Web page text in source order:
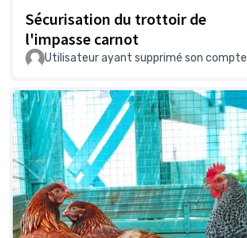
Sécurisation du trottoir de
l'impasse carnot
Utilisateur ayant supprimé son compte